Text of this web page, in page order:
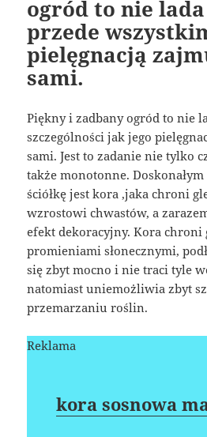
ogród to nie
przede
pielęgnacją
sami.
Piękny i zadbany ogród to nie
szczególności jak jego
sami. Jest to zadanie nie tylko
także monotonne.
ściółkę jest kora ,jaka chroni
wzrostowi chwastów, a
efekt dekoracyjny. Kora chroni
promieniami słonecznymi,
się zbyt mocno i nie traci tyle
natomiast uniemożliwia zbyt
przemarzaniu roślin.
Reklama
kora sosnowa